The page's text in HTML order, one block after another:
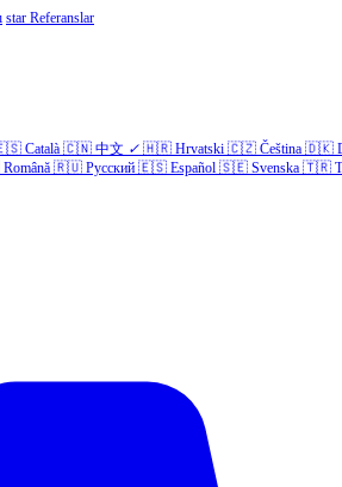
star Referanslar
Català 🇨🇳 中文 ✓ 🇭🇷 Hrvatski 🇨🇿 Čeština 🇩🇰
Română 🇷🇺 Русский 🇪🇸 Español 🇸🇪 Svenska 🇹🇷